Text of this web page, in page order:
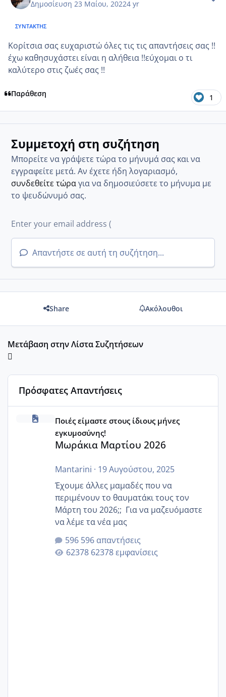
Δημοσίευση 23 Μαίου, 20224 yr
ΣΥΝΤΆΚΤΗΣ
Κορίτσια σας ευχαριστώ όλες τις τις απαντήσεις σας !!
έχω καθησυχάστει είναι η αλήθεια !!εύχομαι ο τι
καλύτερο στις ζωές σας !!
Παράθεση 1
Συμμετοχή στη συζήτηση
Μπορείτε να γράψετε τώρα το μήνυμά σας και να
εγγραφείτε μετά. Αν έχετε ήδη λογαριασμό,
συνδεθείτε τώραγια να δημοσιεύσετε το μήνυμα με
το ψευδώνυμό σας.
Απαντήστε σε αυτή τη συζήτηση...
Share Ακόλουθοι
Μετάβαση στην Λίστα Συζητήσεων
Πρόσφατες Απαντήσεις
Μωράκια Μαρτίου 2026
Ποιές είμαστε στους ίδιους μήνες
εγκυμοσύνης!
Μωράκια Μαρτίου 2026
Mantarini · 19 Αυγούστου, 2025
Έχουμε άλλες μαμαδές που να
περιμένουν το θαυματάκι τους τον
Μάρτη του 2026;; Για να μαζευόμαστε
να λέμε τα νέα μας
596 απαντήσεις
62378 εμφανίσεις